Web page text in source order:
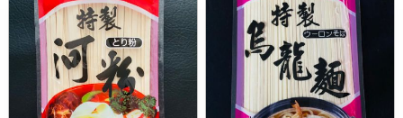
1斤裝總覽 麵粉、食